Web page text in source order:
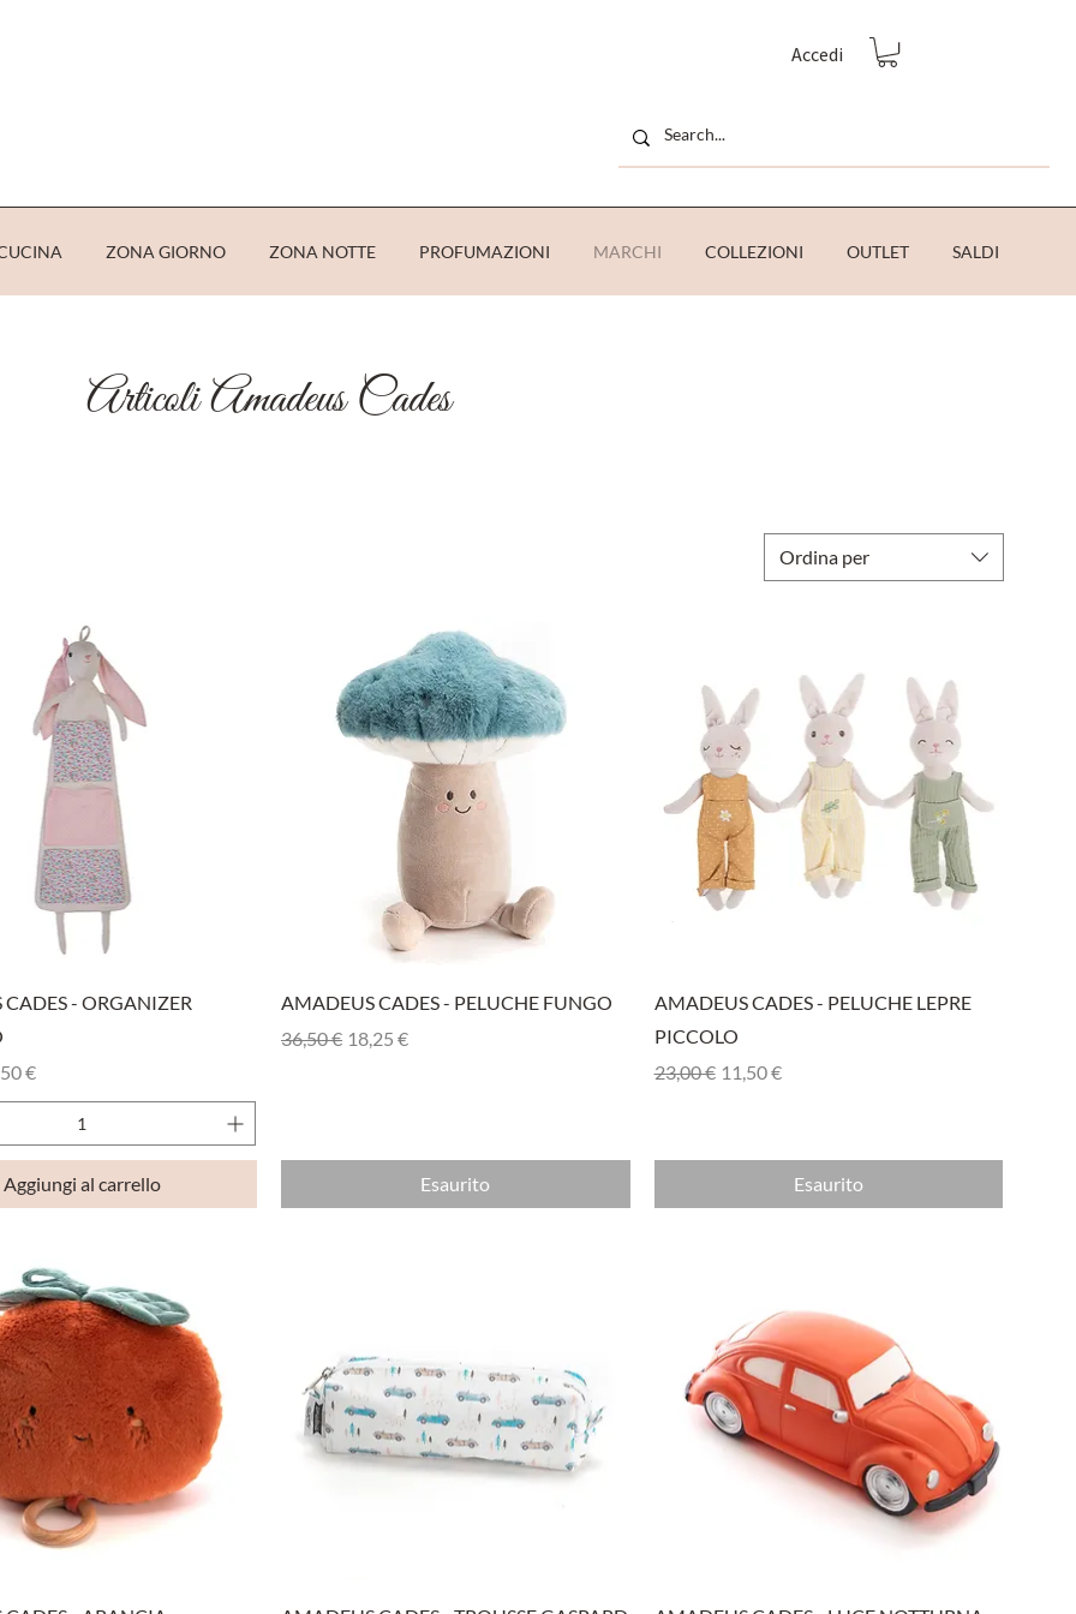
Accedi
ZONA GIORNO ZONA NOTTE PROFUMAZIONI MARCHI COLLEZIONI OUTLET SALDI
Articoli Amadeus Cades
Ordina per
Vista rapida
- ORGANIZER
scontato
€
Aggiungi al carrello
Vista rapida
AMADEUS CADES - PELUCHE FUNGO
Prezzo regolare
36,50 € Prezzo scontato
18,25 €
Esaurito
Vista rapida
AMADEUS CADES - PELUCHE LEPRE
PICCOLO
Prezzo regolare
23,00 € Prezzo scontato
11,50 €
Esaurito